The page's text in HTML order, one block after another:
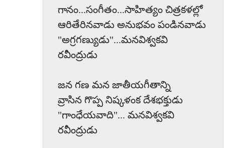
గానం...సంగీతం...సాహిత్యం చిత్రకళల్లో
ఆరితేరినవాడు అనుభవం పండినవాడు
"అగ్రగణ్యుడు"...మనవిశ్వకవి
రవీంద్రుడు
జన గణ మన జాతీయగీతాన్ని
వ్రాసిన గొప్ప నిష్కళంక దేశభక్తుడు
"గాంధేయవాది"... మనవిశ్వకవి
రవీంద్రుడు